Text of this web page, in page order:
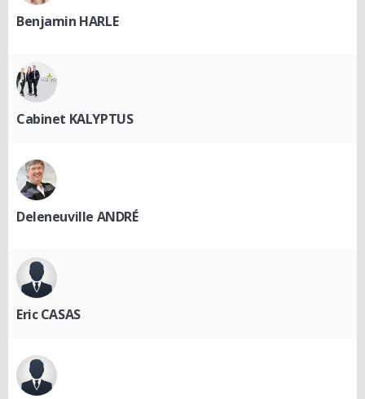
Benjamin HARLE
Cabinet KALYPTUS
Deleneuville ANDRÉ
Eric CASAS